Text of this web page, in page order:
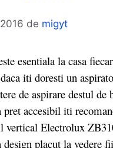
de migyt
esentiala la casa
iti doresti un
de aspirare destul de
accesibil iti
vertical Electrolux
design placut la vedere